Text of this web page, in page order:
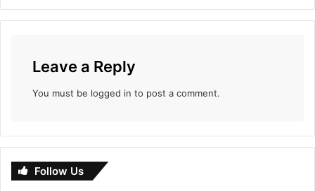
Leave a Reply
You must be logged in to post a comment.
Follow Us